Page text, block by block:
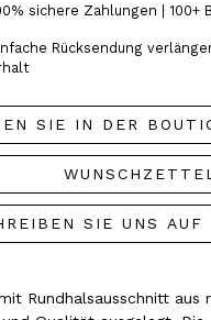
sichere Zahlungen | 100+
Rücksendung
SIE IN DER
WUNSCHZETTEL
SIE UNS AUF
Rundhalsausschnitt aus